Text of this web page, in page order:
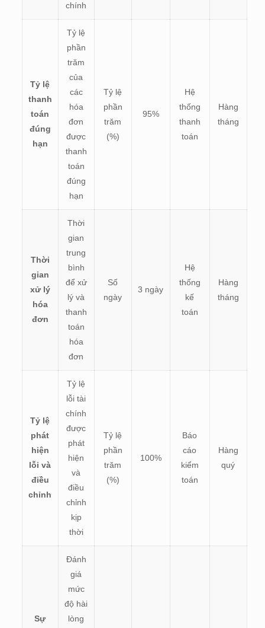
chính
Tỷ lệ
thanh
toán
đúng
hạn
Tỷ lệ
phần
trăm
của
các
hóa
đơn
được
thanh
toán
đúng
hạn
Tỷ lệ
phần
trăm
(%)
95%
Hệ
thống
thanh
toán
Hàng
tháng
Thời
gian
xử lý
hóa
đơn
Thời
gian
trung
bình
để xử
lý và
thanh
toán
hóa
đơn
Số
ngày
3 ngày
Hệ
thống
kế
toán
Hàng
tháng
Tỷ lệ
phát
hiện
lỗi và
điều
chỉnh
Tỷ lệ
lỗi tài
chính
được
phát
hiện
và
điều
chỉnh
kịp
thời
Tỷ lệ
phần
trăm
(%)
100%
Báo
cáo
kiểm
toán
Hàng
quý
Sự
Đánh
giá
mức
độ hài
lòng